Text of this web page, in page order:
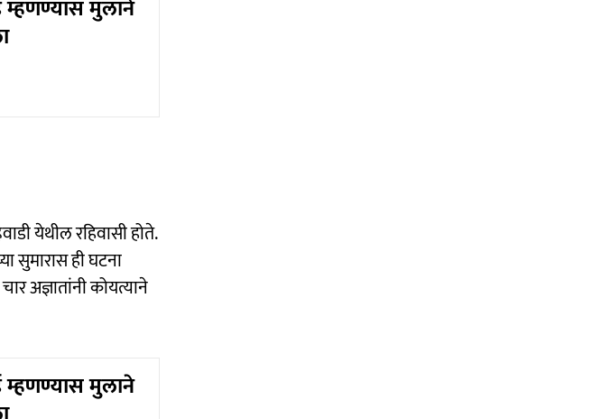
मुलाने
येथील रहिवासी होते.
सुमारास ही घटना
अज्ञातांनी कोयत्याने
मुलाने